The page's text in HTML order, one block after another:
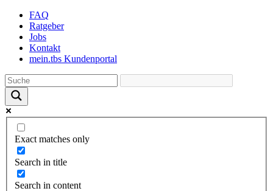
Skip
content
FAQ
Ratgeber
Jobs
Kontakt
mein.tbs Kundenportal
Exact matches only
Search in title
Search in content